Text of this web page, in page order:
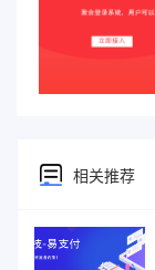
相关推荐